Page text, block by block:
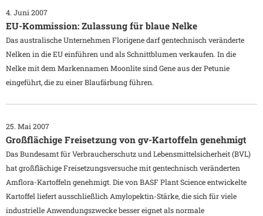
4. Juni 2007
EU-Kommission: Zulassung für blaue Nelke
Das australische Unternehmen Florigene darf gentechnisch veränderte
Nelken in die EU einführen und als Schnittblumen verkaufen. In die
Nelke mit dem Markennamen Moonlite sind Gene aus der Petunie
eingeführt, die zu einer Blaufärbung führen.
25. Mai 2007
Großflächige Freisetzung von gv-Kartoffeln genehmigt
Das Bundesamt für Verbraucherschutz und Lebensmittelsicherheit (BVL)
hat großflächige Freisetzungsversuche mit gentechnisch veränderten
Amflora-Kartoffeln genehmigt. Die von BASF Plant Science entwickelte
Kartoffel liefert ausschließlich Amylopektin-Stärke, die sich für viele
industrielle Anwendungszwecke besser eignet als normale